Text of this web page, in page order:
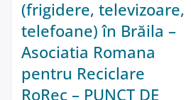
(frigidere, televizoare,
telefoane) în Brăila –
Asociatia Romana
pentru Reciclare
RoRec – PUNCT DE